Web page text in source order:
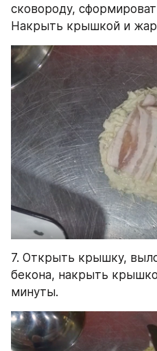
сковороду,
Накрыть крышкой и
7. Открыть крышку,
бекона, накрыть
минуты.